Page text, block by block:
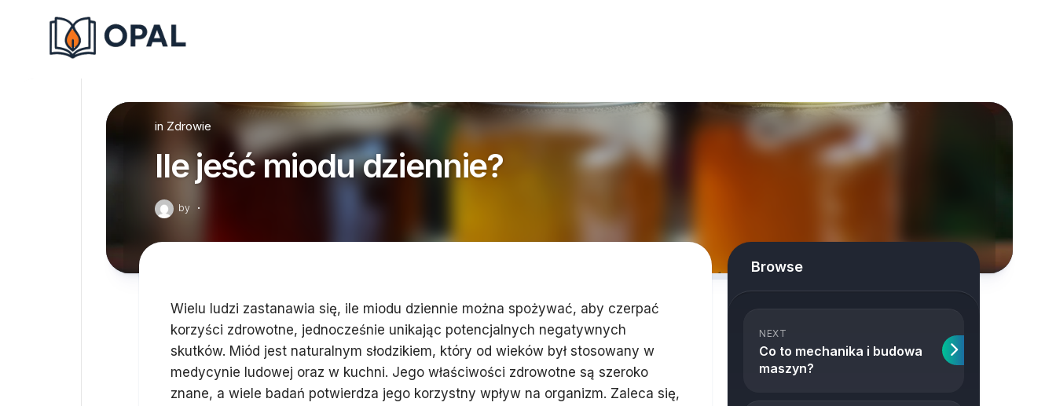
in Zdrowie
Ile jeść miodu dziennie?
by ·
Wielu ludzi zastanawia się, ile miodu dziennie można spożywać, aby czerpać
korzyści zdrowotne, jednocześnie unikając potencjalnych negatywnych
skutków. Miód jest naturalnym słodzikiem, który od wieków był stosowany w
medycynie ludowej oraz w kuchni. Jego właściwości zdrowotne są szeroko
znane, a wiele badań potwierdza jego korzystny wpływ na organizm. Zaleca się,
Browse
NEXT
Co to mechanika i budowa
maszyn?